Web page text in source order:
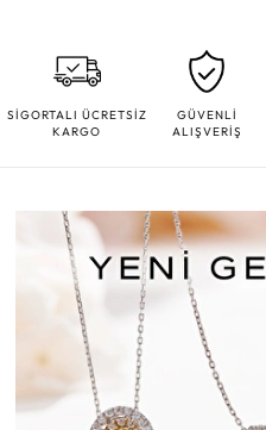
SİGORTALI ÜCRETSİZ
KARGO
GÜVENLİ
ALIŞVERİŞ